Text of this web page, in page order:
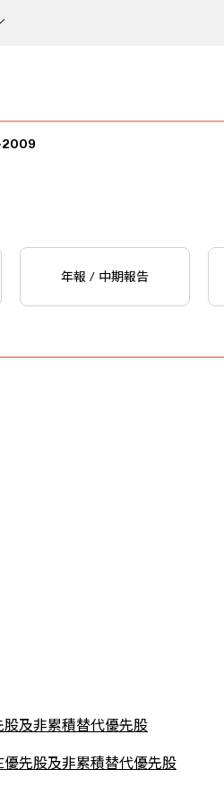
2009
年報 / 中期報告
及非累積替代優先股
先股及非累積替代優先股